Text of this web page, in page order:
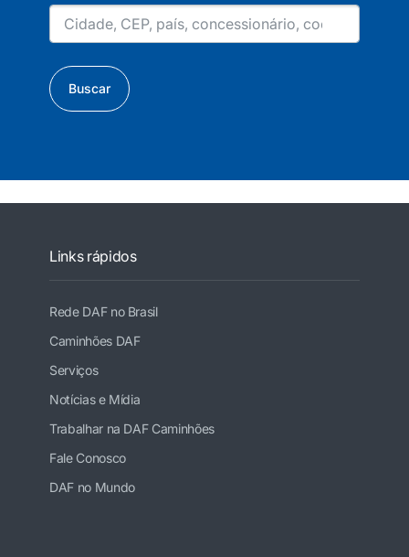
Buscar
Links rápidos
Rede DAF no Brasil
Caminhões DAF
Serviços
Notícias e Mídia
Trabalhar na DAF Caminhões
Fale Conosco
DAF no Mundo